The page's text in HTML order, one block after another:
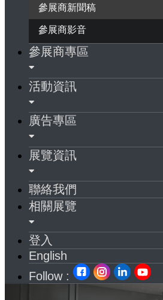
參展商新聞稿
參展商影音
參展商專區
活動資訊
廣告專區
展覽資訊
聯絡我們
相關展覽
登入
English
Follow :